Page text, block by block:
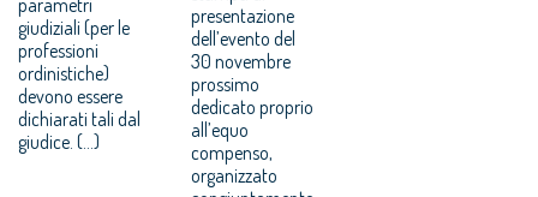
giudiziali (per le
professioni
ordinistiche)
devono essere
dichiarati tali dal
giudice. (…)
presentazione
dell’evento del
30 novembre
prossimo
dedicato proprio
all’equo
compenso,
organizzato